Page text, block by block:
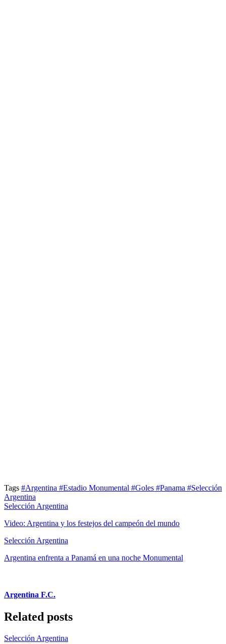
Tags #Argentina #Estadio Monumental #Goles #Panama #Selección
Argentina
Selección Argentina
Video: Argentina y los festejos del campeón del mundo
Selección Argentina
Argentina enfrenta a Panamá en una noche Monumental
Argentina F.C.
Related posts
Selección Argentina